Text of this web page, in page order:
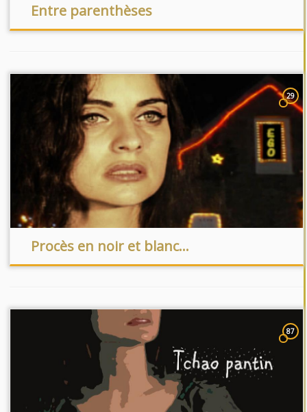
Entre parenthèses
29
Procès en noir et blanc…
87